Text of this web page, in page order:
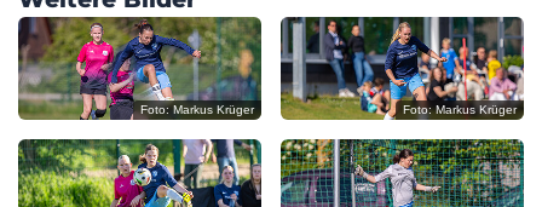
?
?
?
?
?
Foto: Markus Krüger Foto: Markus Krüger